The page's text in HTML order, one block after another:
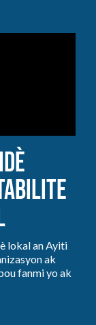
lokal an Ayiti
ak
fanmi yo ak